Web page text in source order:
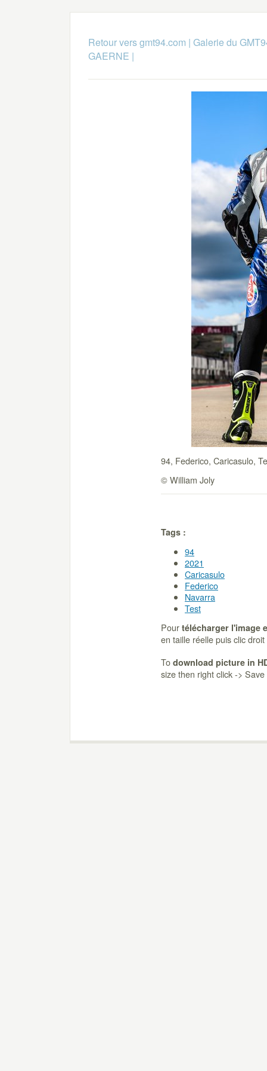
Retour vers gmt94.com | Galerie du
GAERNE |
94, Federico, Caricasulo,
© William Joly
Tags :
94
2021
Caricasulo
Federico
Navarra
Test
Pour télécharger l'image
en taille réelle puis clic
To download picture in
size then right click ->